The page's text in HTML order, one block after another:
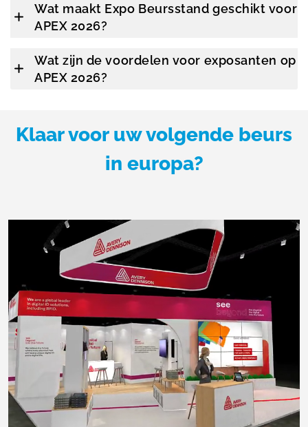
Wat maakt Expo Beursstand geschikt voor
APEX 2026?
Wat zijn de voordelen voor exposanten op
APEX 2026?
Klaar voor uw volgende beurs
in europa?